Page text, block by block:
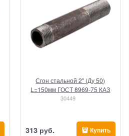
Сгон стальной 2" (Ду 50)
L=150мм ГОСТ 8969-75 КАЗ
30449
313 руб. Купить